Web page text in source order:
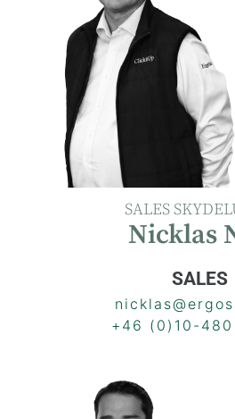
SALES
Nicklas
SALES
+46 (0)10-